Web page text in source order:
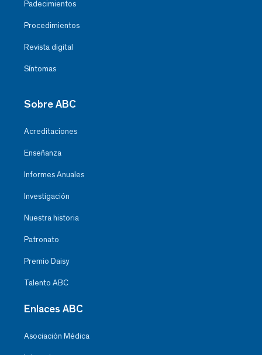
Padecimientos
Procedimientos
Revista digital
Síntomas
Sobre ABC
Acreditaciones
Enseñanza
Informes Anuales
Investigación
Nuestra historia
Patronato
Premio Daisy
Talento ABC
Enlaces ABC
Asociación Médica